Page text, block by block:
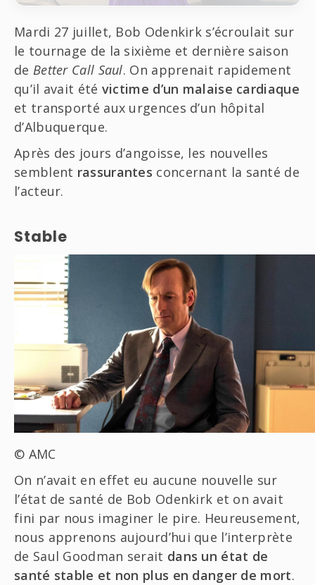
Mardi 27 juillet, Bob Odenkirk s’écroulait sur
le tournage de la sixième et dernière saison
de Better Call Saul. On apprenait rapidement
qu’il avait été victime d’un malaise cardiaque
et transporté aux urgences d’un hôpital
d’Albuquerque.
Après des jours d’angoisse, les nouvelles
semblent rassurantes concernant la santé de
l’acteur.
Stable
© AMC
On n’avait en effet eu aucune nouvelle sur
l’état de santé de Bob Odenkirk et on avait
fini par nous imaginer le pire. Heureusement,
nous apprenons aujourd’hui que l’interprète
de Saul Goodman serait dans un état de
santé stable et non plus en danger de mort.